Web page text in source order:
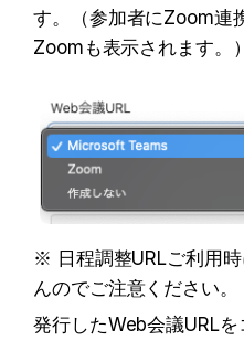
す。（参加者にZoom連
Zoomも表示されます。）
※ 日程調整URLご利用
んのでご注意ください。
発行したWeb会議URLを